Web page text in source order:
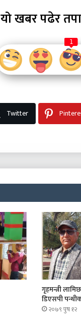
यो खबर पढेर
1
Twitter
गृहमन्त्री
डिएसपी
२०७९ पुष १२